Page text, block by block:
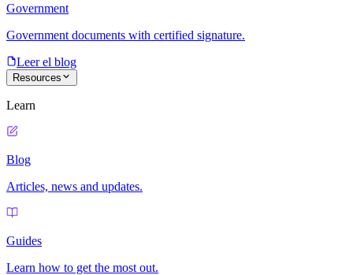
Government
Government documents with certified signature.
Leer el blog
Resources
Learn
Blog
Articles, news and updates.
Guides
Learn how to get the most out.